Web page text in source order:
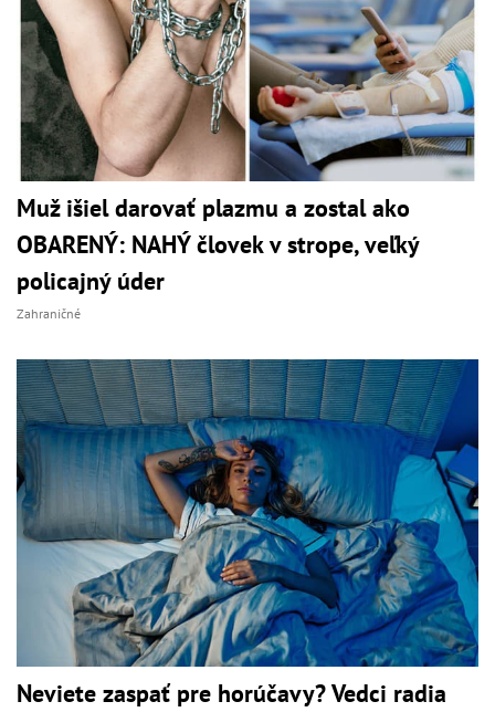
Muž išiel darovať plazmu a zostal ako
OBARENÝ: NAHÝ človek v strope, veľký
policajný úder
Zahraničné
Neviete zaspať pre horúčavy? Vedci radia